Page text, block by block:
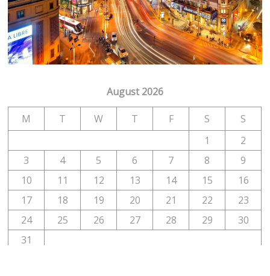
August 2026
M T W T F S
S
1
2
3
4 5 6 7 8
9
10
11 12 13 14 15
16
17
18 19 20 21 22
23
24
25 26 27 28 29
30
31